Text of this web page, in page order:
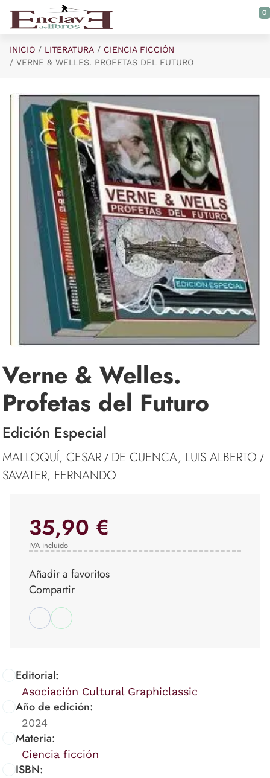
Saltar al contenido principal
0
INICIO LITERATURA
CIENCIA FICCIÓN
VERNE & WELLES. PROFETAS DEL FUTURO
Verne & Welles.
Profetas del Futuro
Edición Especial
MALLOQUÍ, CESAR / DE CUENCA, LUIS ALBERTO /
SAVATER, FERNANDO
Editorial:
Asociación Cultural Graphiclassic
Año de edición:
2024
Materia:
Ciencia ficción
ISBN:
35,90 €
IVA incluido
Añadir a favoritos
Compartir